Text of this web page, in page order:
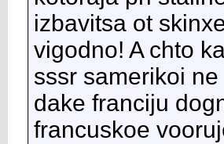
izbavitsa ot
vigodno! A chto
sssr samerikoi
dake franciju
francuskoe